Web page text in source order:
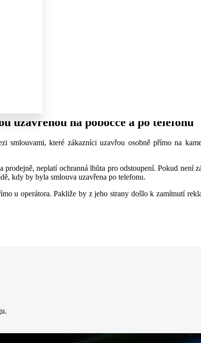
je fakt, že podmínky a ceny, které byly zákazníkovi
uzavřenou na pobočce a po telefonu
smlouvami, které zákazníci uzavřou osobně přímo na
prodejně, neplatí ochranná lhůta pro odstoupení. Pokud není
kdy by byla smlouva uzavřena po telefonu.
u operátora. Pakliže by z jeho strany došlo k zamítnutí